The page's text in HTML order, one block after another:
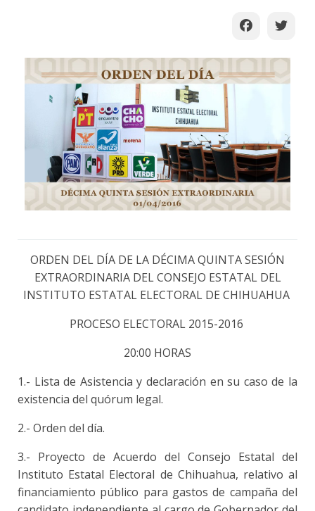
ORDEN DEL DÍA DE LA DÉCIMA QUINTA SESIÓN
EXTRAORDINARIA DEL CONSEJO ESTATAL DEL
INSTITUTO ESTATAL ELECTORAL DE CHIHUAHUA
PROCESO ELECTORAL 2015-2016
20:00 HORAS
1.- Lista de Asistencia y declaración en su caso de la
existencia del quórum legal.
2.- Orden del día.
3.- Proyecto de Acuerdo del Consejo Estatal del
Instituto Estatal Electoral de Chihuahua, relativo al
financiamiento público para gastos de campaña del